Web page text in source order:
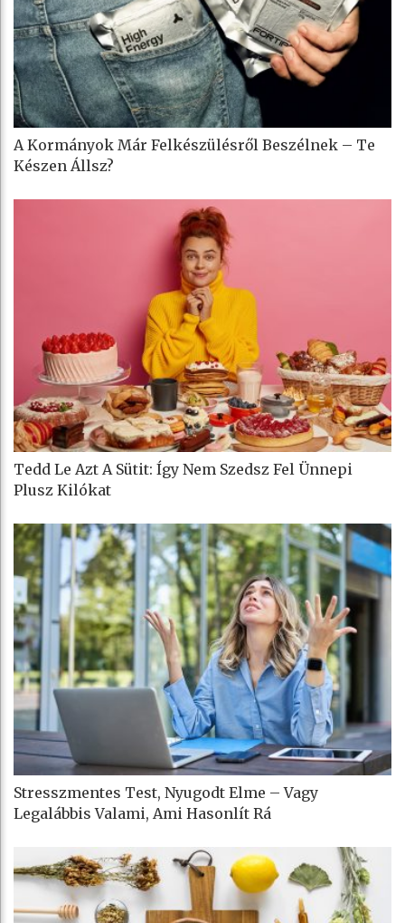
A Kormányok Már Felkészülésről Beszélnek – Te
Készen Állsz?
Tedd Le Azt A Sütit: Így Nem Szedsz Fel Ünnepi
Plusz Kilókat
Stresszmentes Test, Nyugodt Elme – Vagy
Legalábbis Valami, Ami Hasonlít Rá